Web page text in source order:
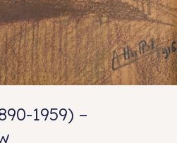
1959) –